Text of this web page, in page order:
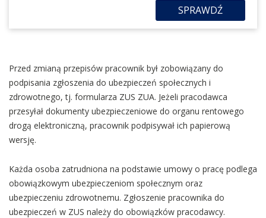
SPRAWDŹ
Przed zmianą przepisów pracownik był zobowiązany do
podpisania zgłoszenia do ubezpieczeń społecznych i
zdrowotnego, tj. formularza ZUS ZUA. Jeżeli pracodawca
przesyłał dokumenty ubezpieczeniowe do organu rentowego
drogą elektroniczną, pracownik podpisywał ich papierową
wersję.
Każda osoba zatrudniona na podstawie umowy o pracę podlega
obowiązkowym ubezpieczeniom społecznym oraz
ubezpieczeniu zdrowotnemu. Zgłoszenie pracownika do
ubezpieczeń w ZUS należy do obowiązków pracodawcy.